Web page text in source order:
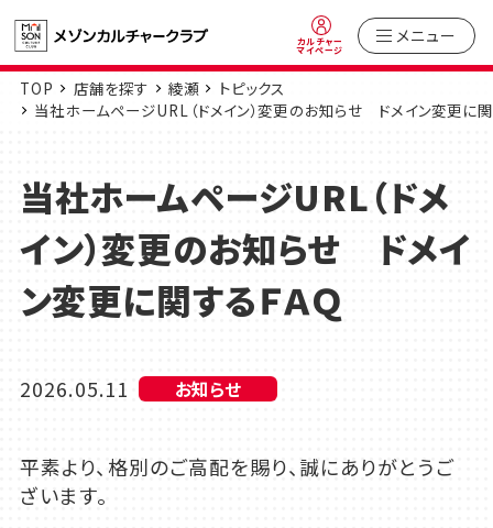
カルチャー
マイページ
メニュー
TOP 店舗を探す 綾瀬
トピックス
当社ホームページURL（ドメイン）変更のお知らせ ドメイン変更に関
当社ホームページURL（ドメ
イン）変更のお知らせ ドメイ
ン変更に関するＦＡＱ
2026.05.11 お知らせ
平素より、格別のご高配を賜り、誠にありがとうご
ざいます。